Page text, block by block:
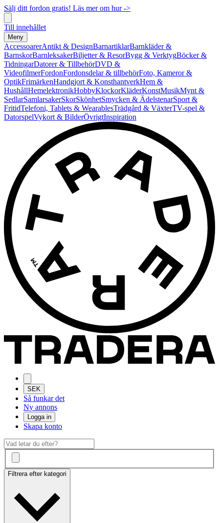
Sälj ditt fordon gratis! Läs mer om hur ->
Till innehållet
Meny
AccessoarerAntikt & DesignBarnartiklarBarnkläder &
BarnskorBarnleksakerBiljetter & ResorBygg & VerktygBöcker &
TidningarDatorer & TillbehörDVD &
VideofilmerFordonFordonsdelar & tillbehörFoto, Kameror &
OptikFrimärkenHandgjort & KonsthantverkHem &
HushållHemelektronikHobbyKlockorKläderKonstMusikMynt &
SedlarSamlarsakerSkorSkönhetSmycken & ÄdelstenarSport &
FritidTelefoni, Tablets & WearablesTrädgård & VäxterTV-spel &
DatorspelVykort & BilderÖvrigtInspiration
SEK
Så funkar det
Ny annons
Logga in
Skapa konto
Filtrera efter kategori